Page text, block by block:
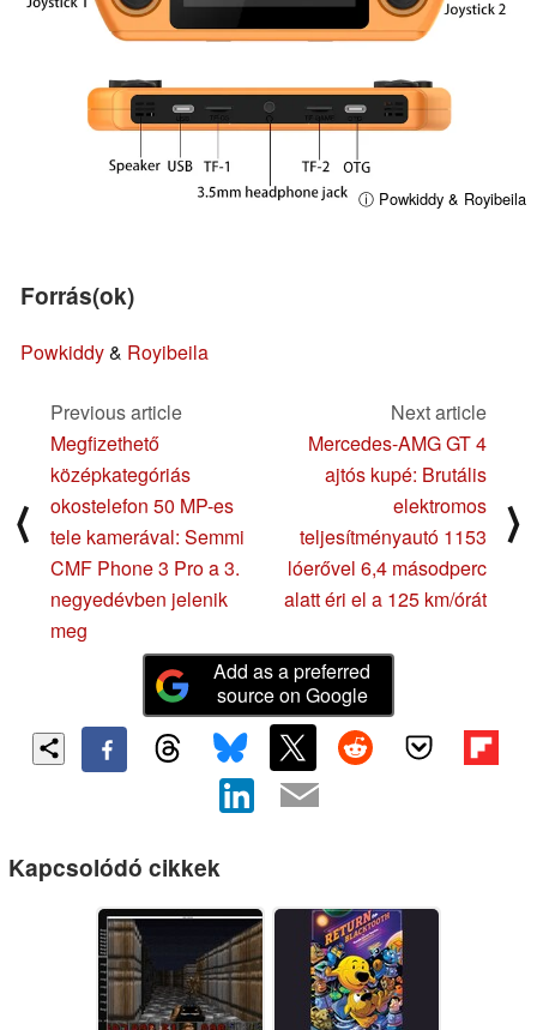
ⓘ Powkiddy & Royibeila
Forrás(ok)
Powkiddy& Royibeila
⟨
Previous article
Megfizethető
középkategóriás
okostelefon 50 MP-es
tele kamerával: Semmi
CMF Phone 3 Pro a 3.
negyedévben jelenik
meg
Next article
Mercedes-AMG GT 4
ajtós kupé: Brutális
elektromos
teljesítményautó 1153
lóerővel 6,4 másodperc
alatt éri el a 125 km/órát
⟩
Add as a preferred
source on Google
Kapcsolódó cikkek